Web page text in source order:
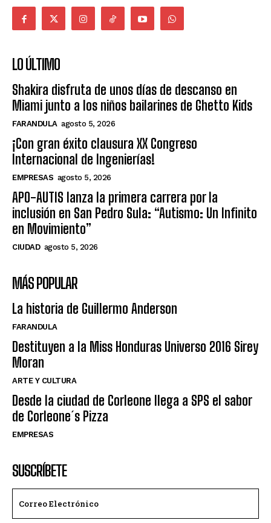
LO ÚLTIMO
Shakira disfruta de unos días de descanso en
Miami junto a los niños bailarines de Ghetto Kids
FARANDULA agosto 5, 2026
¡Con gran éxito clausura XX Congreso
Internacional de Ingenierías!
EMPRESAS agosto 5, 2026
APO-AUTIS lanza la primera carrera por la
inclusión en San Pedro Sula: “Autismo: Un Infinito
en Movimiento”
CIUDAD agosto 5, 2026
MÁS POPULAR
La historia de Guillermo Anderson
FARANDULA
Destituyen a la Miss Honduras Universo 2016 Sirey
Moran
ARTE Y CULTURA
Desde la ciudad de Corleone llega a SPS el sabor
de Corleone´s Pizza
EMPRESAS
SUSCRÍBETE